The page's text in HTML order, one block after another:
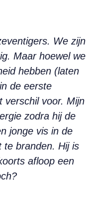
We zijn
Maar hoewel we
hebben (laten
de eerste
verschil voor. Mijn
zodra hij de
jonge vis in de
te branden. Hij is
afloop een